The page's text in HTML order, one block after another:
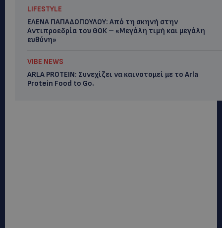
LIFESTYLE
ΕΛΕΝΑ ΠΑΠΑΔΟΠΟΥΛΟΥ: Από τη σκηνή στην
Αντιπροεδρία του ΘΟΚ – «Μεγάλη τιμή και μεγάλη
ευθύνη»
VIBE NEWS
ARLA PROTEIN: Συνεχίζει να καινοτομεί με το Arla
Protein Food to Go.